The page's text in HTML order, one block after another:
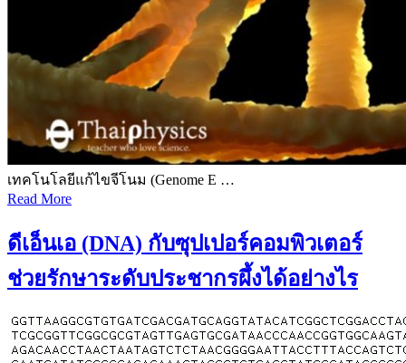
เทคโนโลยีแก้ไขจีโนม (Genome E …
Read More
ดีเอ็นเอ (DNA) กับซุปเปอร์คอมพิวเตอร์
ช่วยรักษาระดับประชากรผึ้งได้อย่างไร